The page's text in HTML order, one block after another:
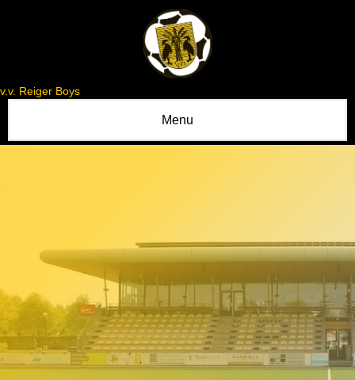
v.v. Reiger Boys
Menu